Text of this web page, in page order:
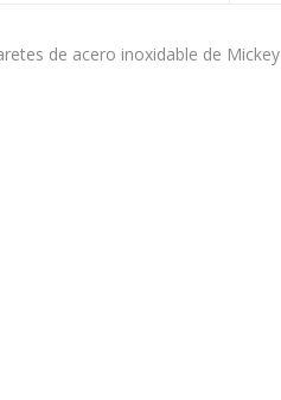
de acero inoxidable de Mickey